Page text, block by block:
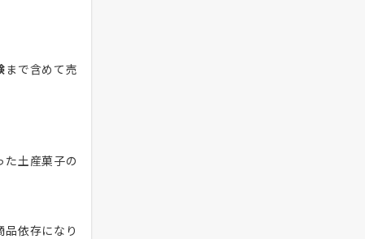
まで含めて売
た土産菓子の
依存になり